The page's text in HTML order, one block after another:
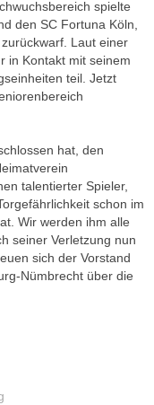
spielte
den SC Fortuna Köln,
Laut einer
in Kontakt mit seinem
teil. Jetzt
hat, den
talentierter Spieler,
schon im
Wir werden ihm alle
seiner Verletzung nun
sich der Vorstand
Nümbrecht über die